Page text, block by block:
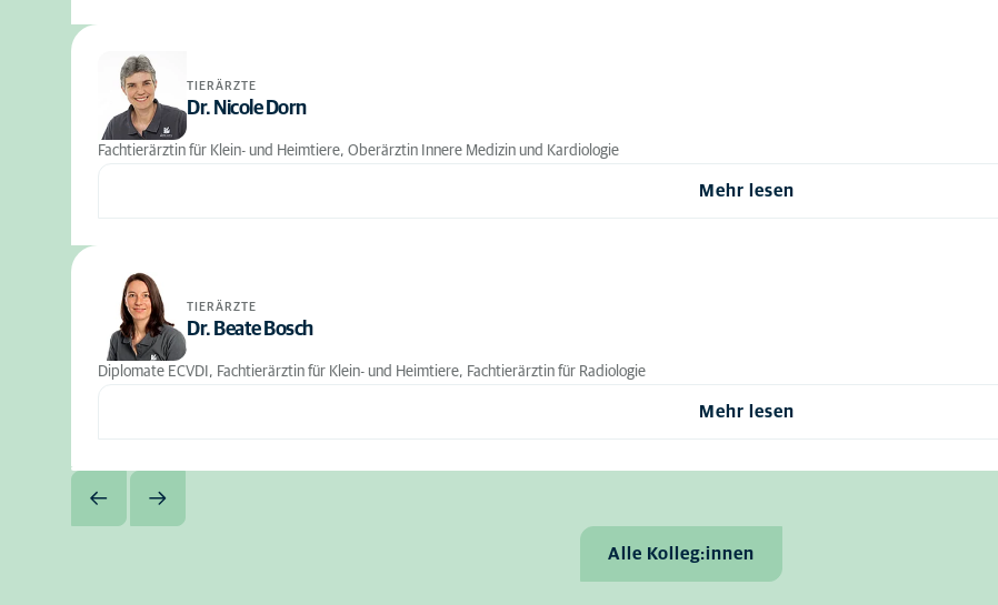
TIERÄRZTE
Dr. Nicole Dorn
Fachtierärztin für Klein- und Heimtiere, Oberärztin Innere Medizin und Kardiologie
Mehr lesen
TIERÄRZTE
Dr. Beate Bosch
Diplomate ECVDI, Fachtierärztin für Klein- und Heimtiere, Fachtierärztin für Radiologie
Mehr lesen
Alle Kolleg:innen